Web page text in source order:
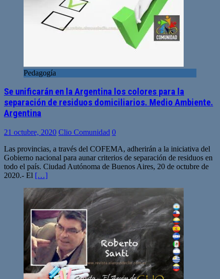
Pedagogía
Se unificarán en la Argentina los colores para la
separación de residuos domiciliarios. Medio Ambiente.
Argentina
21 octubre, 2020 Clio Comunidad 0
Las provincias, a través del COFEMA, adherirán a la iniciativa del
Gobierno nacional para aunar criterios de separación de residuos en
todo el país. Ciudad Autónoma de Buenos Aires, 20 de octubre de
2020.- El […]